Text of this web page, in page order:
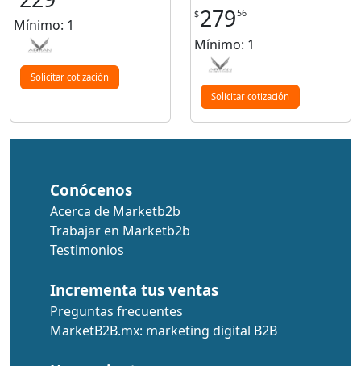
Mínimo: 1
Solicitar cotización
$27956
Mínimo: 1
Solicitar cotización
Conócenos
Acerca de Marketb2b
Trabajar en Marketb2b
Testimonios
Incrementa tus ventas
Preguntas frecuentes
MarketB2B.mx: marketing digital B2B